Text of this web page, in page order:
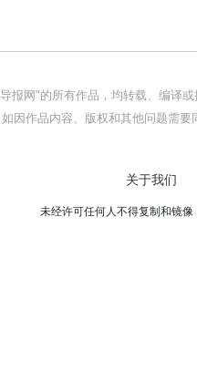
报网"的所有作品，均转载、编译
因作品内容、版权和其他问题需
关于我们
未经许可任何人不得复制和镜